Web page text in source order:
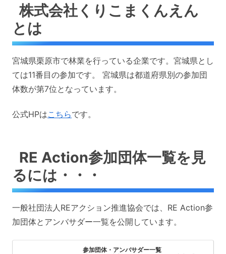
株式会社くりこまくんえん
とは
宮城県栗原市で林業を行っている企業です。宮城県とし
ては11番目の参加です。 宮城県は都道府県別の参加団
体数が第7位となっています。
公式HPはこちらです。
RE Action参加団体一覧を見
るには・・・
一般社団法人REアクション推進協会では、RE Action参
加団体とアンバサダー一覧を公開しています。
参加団体・アンバサダー一覧